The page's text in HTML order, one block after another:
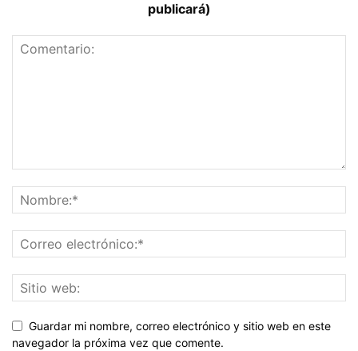
publicará)
Guardar mi nombre, correo electrónico y sitio web en este
navegador la próxima vez que comente.